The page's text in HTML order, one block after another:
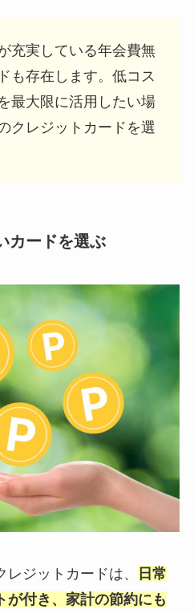
充実している年会費無
も存在します。低コス
最大限に活用したい場
クレジットカードを選
カードを選ぶ
ジットカードは、
日常
が付き、家計の節約にも